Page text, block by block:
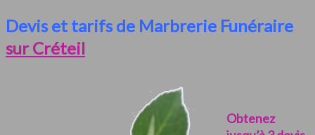
Devis et tarifs de Marbrerie Funéraire
sur Créteil
Obtenez